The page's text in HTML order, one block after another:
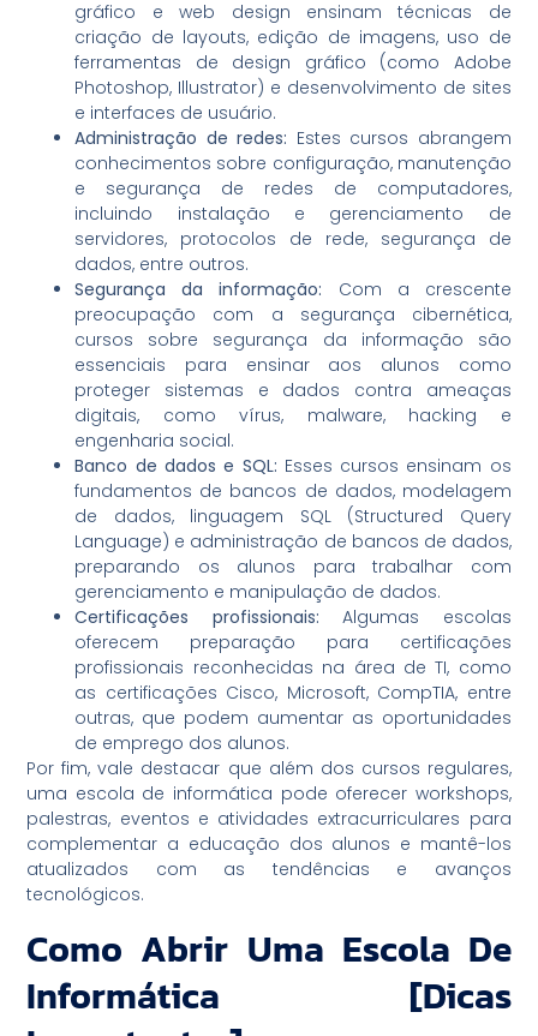
gráfico e web design ensinam técnicas de
criação de layouts, edição de imagens, uso de
ferramentas de design gráfico (como Adobe
Photoshop, Illustrator) e desenvolvimento de sites
e interfaces de usuário.
Administração de redes: Estes cursos abrangem
conhecimentos sobre configuração, manutenção
e segurança de redes de computadores,
incluindo instalação e gerenciamento de
servidores, protocolos de rede, segurança de
dados, entre outros.
Segurança da informação: Com a crescente
preocupação com a segurança cibernética,
cursos sobre segurança da informação são
essenciais para ensinar aos alunos como
proteger sistemas e dados contra ameaças
digitais, como vírus, malware, hacking e
engenharia social.
Banco de dados e SQL: Esses cursos ensinam os
fundamentos de bancos de dados, modelagem
de dados, linguagem SQL (Structured Query
Language) e administração de bancos de dados,
preparando os alunos para trabalhar com
gerenciamento e manipulação de dados.
Certificações profissionais:Algumas escolas
oferecem preparação para certificações
profissionais reconhecidas na área de TI, como
as certificações Cisco, Microsoft, CompTIA, entre
outras, que podem aumentar as oportunidades
de emprego dos alunos.
Por fim, vale destacar que além dos cursos regulares,
uma escola de informática pode oferecer workshops,
palestras, eventos e atividades extracurriculares para
complementar a educação dos alunos e mantê-los
atualizados com as tendências e avanços
tecnológicos.
Como Abrir Uma Escola De
Informática [dicas